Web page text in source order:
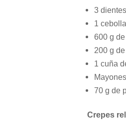
3
1
600 g
200 g
1 cuña
70 g de
Crepes